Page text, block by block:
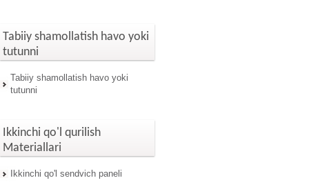
Tabiiy shamollatish havo yoki
tutunni
Tabiiy shamollatish havo yoki
tutunni
Ikkinchi qo'l qurilish
Materiallari
Ikkinchi qo'l sendvich paneli